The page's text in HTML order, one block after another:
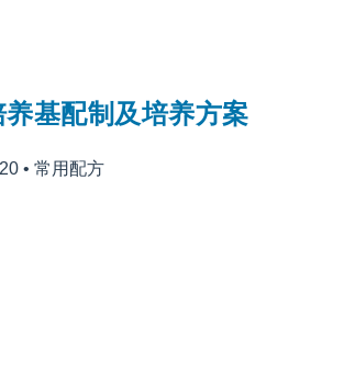
养基配制及培养方案
• 常用配方